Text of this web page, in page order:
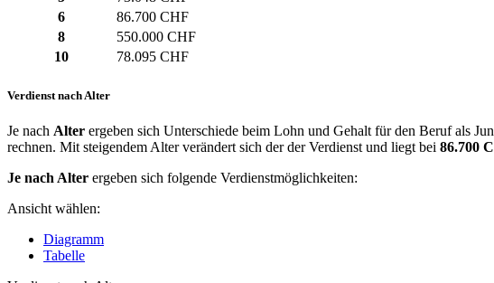
6
86.700 CHF
8
550.000 CHF
10
78.095 CHF
Verdienst nach Alter
Je nach Alter ergeben sich Unterschiede beim Lohn und Gehalt für den Beruf als
rechnen. Mit steigendem Alter verändert sich der der Verdienst und liegt bei 86.700
Je nach Alter ergeben sich folgende Verdienstmöglichkeiten:
Ansicht wählen:
Diagramm
Tabelle